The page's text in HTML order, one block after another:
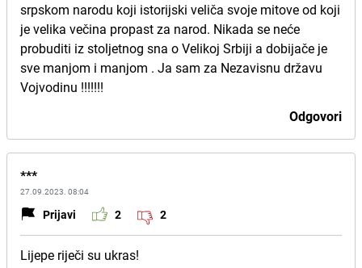
srpskom narodu koji istorijski veliča svoje mitove od koji
je velika večina propast za narod. Nikada se neće
probuditi iz stoljetnog sna o Velikoj Srbiji a dobijače je
sve manjom i manjom . Ja sam za Nezavisnu državu
Vojvodinu !!!!!!!
Odgovori
***
27.09.2023. 08:04
Prijavi 2 2
Lijepe riječi su ukras!